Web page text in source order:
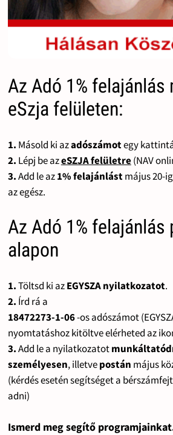
Az Adó 1% felajánlás
eSzja felületen:
1. Másold ki azadószámotegy
2. Lépj be azeSZJA felületre(NAV
3.Add le az1% felajánlástmájus 20-
az egész.
Az Adó 1% felajánlás
alapon
1.Töltsd ki azEGYSZA nyilatkozatot.
2. Írd rá a
18472273-1-06-os adószámot
nyomtatáshoz kitöltve elérheted az
3.Add le a nyilatkozatot
személyesen, illetvepostán május
(kérdés esetén segítséget a
adni)
Ismerd meg segítő